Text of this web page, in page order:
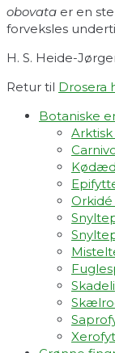
obovata er en
forveksles
H. S. Heide-
Retur til Drosera
Botaniske